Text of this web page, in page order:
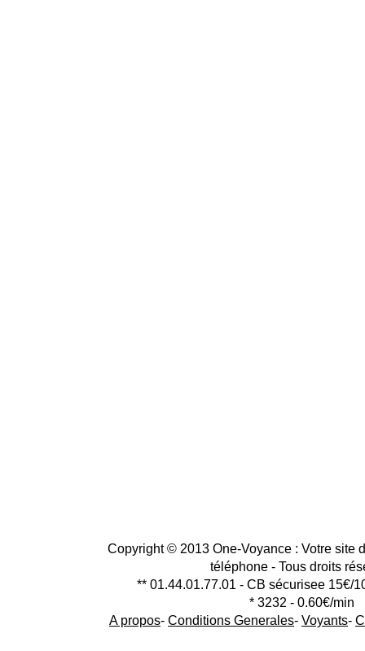
Copyright © 2013 One-Voyance : Votre site
téléphone - Tous droits
** 01.44.01.77.01 - CB sécurisee 15€/
* 3232 - 0.60€/min
A propos- Conditions Generales- Voyants-